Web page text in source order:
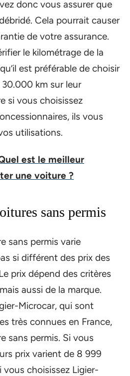
donc vous assurer que
Cela pourrait causer
de votre assurance.
le kilométrage de la
est préférable de choisir
km sur leur
si vous choisissez
ils vous
utilisations.
est le meilleur
une voiture ?
sans permis
sans permis varie
si différent des prix des
prix dépend des critères
aussi de la marque.
Microcar, qui sont
très connues en France,
sans permis. Si vous
prix varient de 8 999
vous choisissez Ligier-